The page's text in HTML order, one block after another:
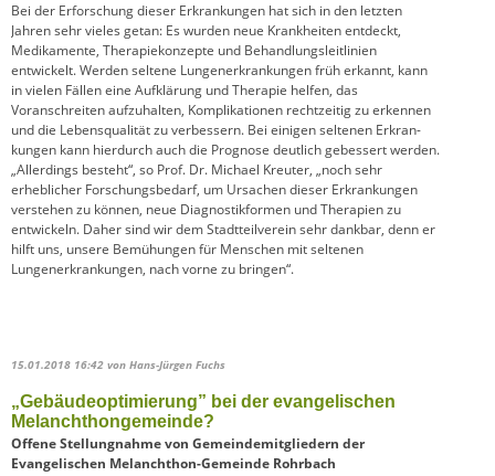
Bei der Erforschung dieser Erkrankungen hat sich in den letzten
Jahren sehr vieles getan: Es wurden neue Krankheiten entdeckt,
Medikamente, Therapiekonzepte und Behandlungs­leit­linien
entwickelt. Werden seltene Lungenerkrankungen früh erkannt, kann
in vielen Fällen eine Aufklärung und Therapie helfen, das
Voranschreiten aufzuhalten, Komplikationen rechtzeitig zu erkennen
und die Lebensqualität zu verbessern. Bei einigen seltenen Erkran­
kungen kann hierdurch auch die Prognose deutlich gebessert werden.
„Allerdings besteht“, so Prof. Dr. Michael Kreuter, „noch sehr
erheblicher Forschungsbedarf, um Ursachen dieser Erkrankungen
verstehen zu können, neue Diagnostikformen und Therapien zu
entwickeln. Daher sind wir dem Stadtteilverein sehr dankbar, denn er
hilft uns, unsere Bemühungen für Menschen mit seltenen
Lungenerkrankungen, nach vorne zu bringen“.
15.01.2018 16:42 von Hans-Jürgen Fuchs
„Gebäudeoptimierung” bei der evangelischen
Melanchthongemeinde?
Offene Stellungnahme von Gemeindemitgliedern der
Evangelischen Melanchthon-Gemeinde Rohrbach